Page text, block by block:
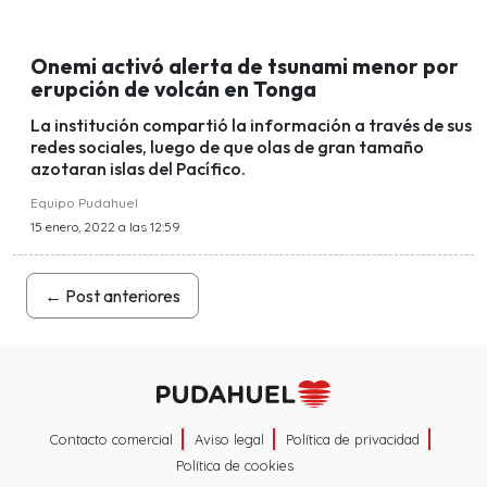
Onemi activó alerta de tsunami menor por
erupción de volcán en Tonga
La institución compartió la información a través de sus
redes sociales, luego de que olas de gran tamaño
azotaran islas del Pacífico.
Equipo Pudahuel
15 enero, 2022 a las 12:59
← Post anteriores
Contacto comercial Aviso legal
Política de privacidad
Política de cookies